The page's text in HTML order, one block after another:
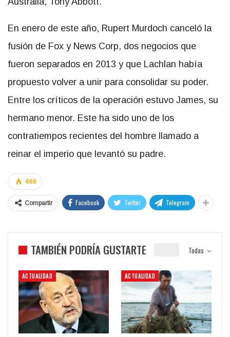
En enero de este año, Rupert Murdoch canceló la
fusión de Fox y News Corp, dos negocios que
fueron separados en 2013 y que Lachlan había
propuesto volver a unir para consolidar su poder.
Entre los críticos de la operación estuvo James, su
hermano menor. Este ha sido uno de los
contratiempos recientes del hombre llamado a
reinar el imperio que levantó su padre.
668
Compartir Facebook Twitter Telegram
Todas
TAMBIÉN PODRÍA GUSTARTE
ACTUALIDAD ACTUALIDAD